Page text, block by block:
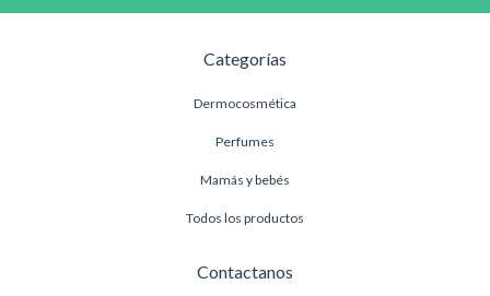
Categorías
Dermocosmética
Perfumes
Mamás y bebés
Todos los productos
Contactanos